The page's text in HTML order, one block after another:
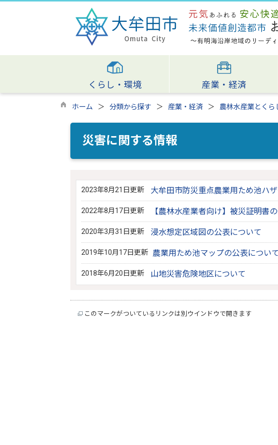
くらし・環境 産業・経済
ホーム 分類から探す 産業・経済 農林水産業とくら
災害に関する情報
2023年8月21日更新 大牟田市防災重点農業用ため池ハ
2022年8月17日更新 【農林水産業者向け】被災証明書
2020年3月31日更新 浸水想定区域図の公表について
2019年10月17日更新 農業用ため池マップの公表について
2018年6月20日更新 山地災害危険地区について
このマークがついているリンクは別ウインドウで開きます